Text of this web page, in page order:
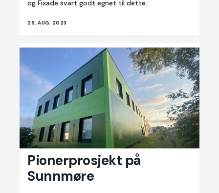
og Fixade svart godt egnet til dette.
28. AUG. 2023
Sunnmøre
Pionerprosjekt på
Sunnmøre